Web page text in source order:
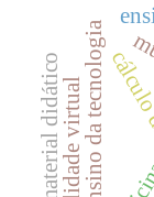
ensino da tecnologia
realidade virtual
material didático